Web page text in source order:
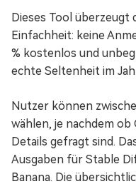
Dieses Tool überzeugt
Einfachheit: keine
% kostenlos und
echte Seltenheit im
Nutzer können
wählen, je nachdem
Details gefragt sind.
Ausgaben für Stable
Banana. Die